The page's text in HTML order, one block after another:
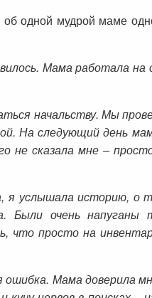
об одной мудрой маме
Мама работала на
начальству. Мы
На следующий день
не сказала мне –
я услышала историю, о
Были очень
что просто на
Мама доверила